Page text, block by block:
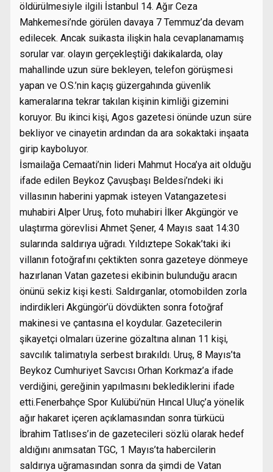
öldürülmesiyle ilgili İstanbul 14. Ağır Ceza
Mahkemesi’nde görülen davaya 7 Temmuz’da devam
edilecek. Ancak suikasta ilişkin hala cevaplanamamış
sorular var. olayın gerçekleştiği dakikalarda, olay
mahallinde uzun süre bekleyen, telefon görüşmesi
yapan ve O.S.’nin kaçış güzergahında güvenlik
kameralarına tekrar takılan kişinin kimliği gizemini
koruyor. Bu ikinci kişi, Agos gazetesi önünde uzun süre
bekliyor ve cinayetin ardından da ara sokaktaki inşaata
girip kayboluyor.
İsmailağa Cemaati’nin lideri Mahmut Hoca’ya ait olduğu
ifade edilen Beykoz Çavuşbaşı Beldesi’ndeki iki
villasının haberini yapmak isteyen Vatangazetesi
muhabiri Alper Uruş, foto muhabiri İlker Akgüngör ve
ulaştırma görevlisi Ahmet Şener, 4 Mayıs saat 14:30
sularında saldırıya uğradı. Yıldıztepe Sokak’taki iki
villanın fotoğrafını çektikten sonra gazeteye dönmeye
hazırlanan Vatan gazetesi ekibinin bulunduğu aracın
önünü sekiz kişi kesti. Saldırganlar, otomobilden zorla
indirdikleri Akgüngör’ü dövdükten sonra fotoğraf
makinesi ve çantasına el koydular. Gazetecilerin
şikayetçi olmaları üzerine gözaltına alınan 11 kişi,
savcılık talimatıyla serbest bırakıldı. Uruş, 8 Mayıs’ta
Beykoz Cumhuriyet Savcısı Orhan Korkmaz’a ifade
verdiğini, gereğinin yapılmasını beklediklerini ifade
etti.Fenerbahçe Spor Kulübü’nün Hıncal Uluç’a yönelik
ağır hakaret içeren açıklamasından sonra türkücü
İbrahim Tatlıses’in de gazetecileri sözlü olarak hedef
aldığını anımsatan TGC, 1 Mayıs’ta habercilerin
saldırıya uğramasından sonra da şimdi de Vatan